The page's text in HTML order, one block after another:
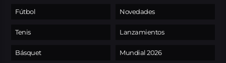
Fútbol
Tenis
Básquet
Novedades
Lanzamientos
Mundial 2026